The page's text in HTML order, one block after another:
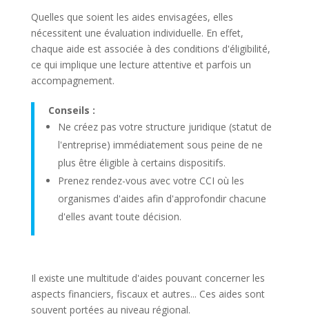
Quelles que soient les aides envisagées, elles
nécessitent une évaluation individuelle. En effet,
chaque aide est associée à des conditions d'éligibilité,
ce qui implique une lecture attentive et parfois un
accompagnement.
Conseils :
Ne créez pas votre structure juridique (statut de
l'entreprise) immédiatement sous peine de ne
plus être éligible à certains dispositifs.
Prenez rendez-vous avec votre CCI où les
organismes d'aides afin d'approfondir chacune
d'elles avant toute décision.
Il existe une multitude d'aides pouvant concerner les
aspects financiers, fiscaux et autres... Ces aides sont
souvent portées au niveau régional.